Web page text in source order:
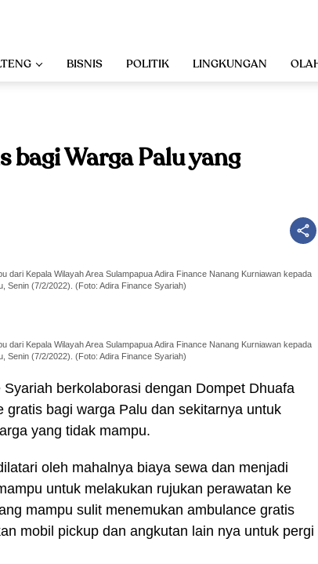
BISNIS POLITIK LINGKUNGAN
bagi Warga Palu yang
dari Kepala Wilayah Area Sulampapua Adira Finance Nanang Kurniawan kepada
Senin (7/2/2022). (Foto: Adira Finance Syariah)
dari Kepala Wilayah Area Sulampapua Adira Finance Nanang Kurniawan kepada
Senin (7/2/2022). (Foto: Adira Finance Syariah)
Syariah berkolaborasi dengan Dompet Dhuafa
gratis bagi warga Palu dan sekitarnya untuk
yang tidak mampu.
oleh mahalnya biaya sewa dan menjadi
untuk melakukan rujukan perawatan ke
mampu sulit menemukan ambulance gratis
mobil pickup dan angkutan lain nya untuk pergi